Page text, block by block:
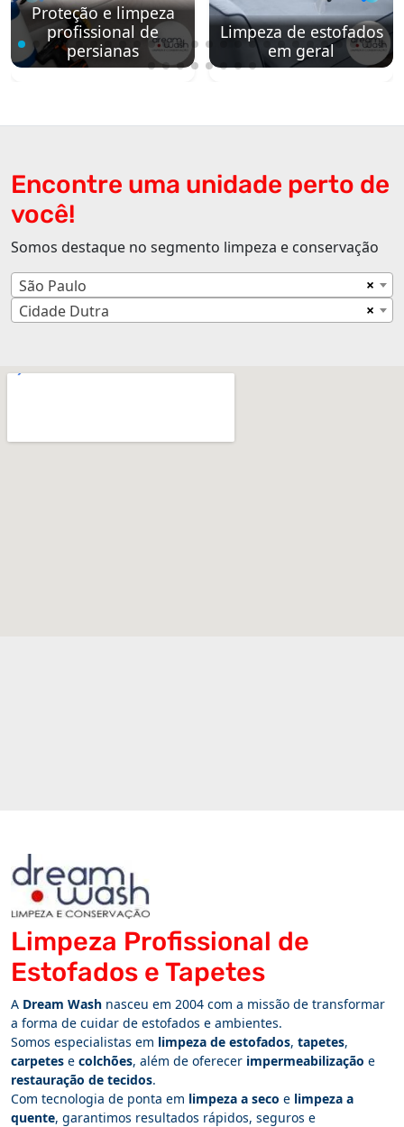
Proteção e limpeza
profissional de
persianas
Limpeza de estofados
em geral
Encontre uma unidade perto de
você!
Somos destaque no segmento limpeza e conservação
×
São Paulo
×
Cidade Dutra
Limpeza Profissional de
Estofados e Tapetes
A Dream Wash nasceu em 2004 com a missão de transformar
a forma de cuidar de estofados e ambientes.
Somos especialistas em limpeza de estofados, tapetes,
carpetes e colchões, além de oferecer impermeabilização e
restauração de tecidos.
Com tecnologia de ponta em limpeza a seco e limpeza a
quente, garantimos resultados rápidos, seguros e